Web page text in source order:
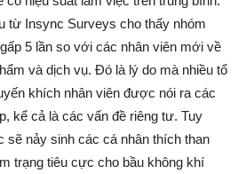
từ Insync Surveys cho thấy nhóm
5 lần so với các nhân viên mới về
và dịch vụ. Đó là lý do mà nhiều tổ
khích nhân viên được nói ra các
kể cả là các vấn đề riêng tư. Tuy
sẽ nảy sinh các cá nhân thích than
trạng tiêu cực cho bầu không khí